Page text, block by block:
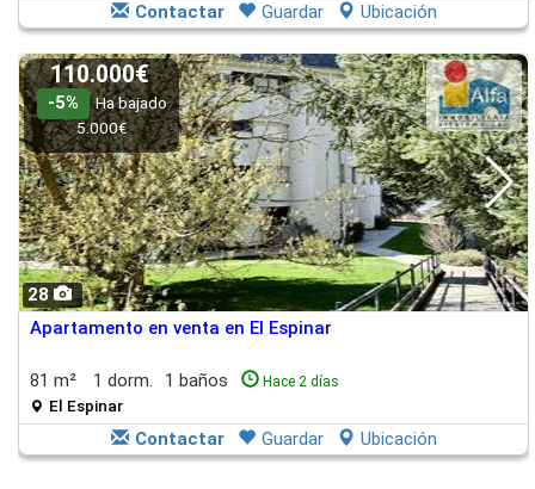
Contactar Guardar Ubicación
28
110.000€
-5%
Ha bajado
5.000€
Apartamento en venta en El Espinar
81 m² 1 dorm. 1 baños Hace 2 días
El Espinar
Contactar Guardar Ubicación